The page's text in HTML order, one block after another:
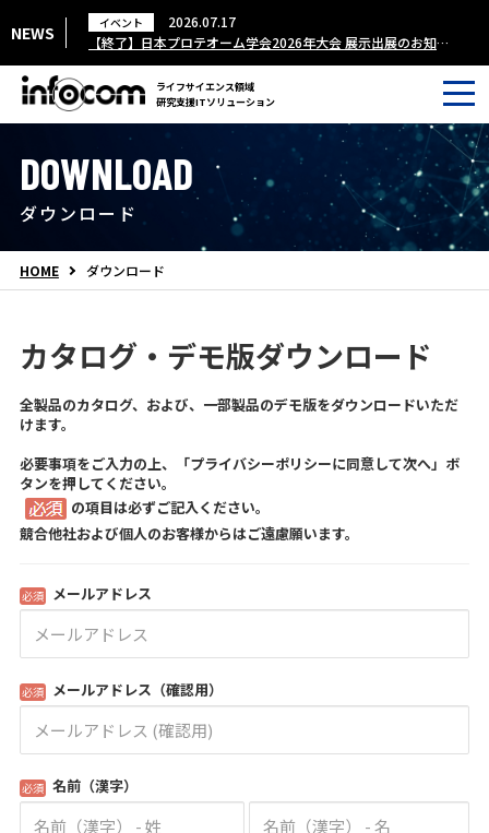
NEWS イベント
2026.08.07
第20回メタボロームシンポジウム出展のお知らせ
イベント
2026.07.17
【終了】日本プロテオーム学会2026年大会 展示出展のお知らせ
2026.06.30
8/25開催 クラウド型電子実験ノート Labstep ウェビナー
ウェビナー
2026.06.03
【終了】8/5開催 質量分析データ解析ソフト AnalyzerPro XD ウェビナー
ライフサイエンス領域
研究支援ITソリューション
DOWNLOAD
ダウンロード
HOME ダウンロード